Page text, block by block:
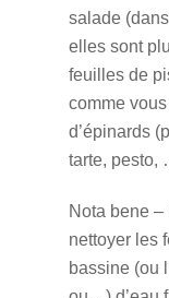
salade
elles sont
feuilles de
comme
d’épinards
tarte, pesto,
Nota bene
nettoyer les
bassine (ou